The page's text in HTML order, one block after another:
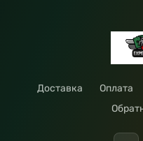
Доставка Оплата